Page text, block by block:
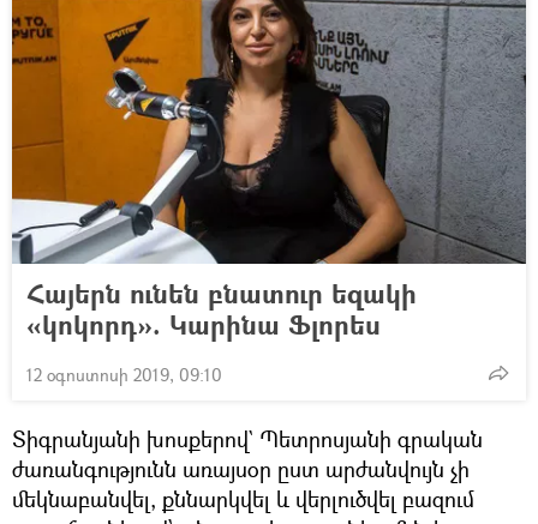
Հայերն ունեն բնատուր եզակի
«կոկորդ». Կարինա Ֆլորես
12 օգոստոսի 2019, 09:10
Տիգրանյանի խոսքերով` Պետրոսյանի գրական
ժառանգությունն առայսօր ըստ արժանվույն չի
մեկնաբանվել, քննարկվել և վերլուծվել բազում